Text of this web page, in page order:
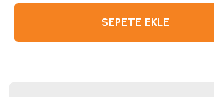
SEPETE EKLE